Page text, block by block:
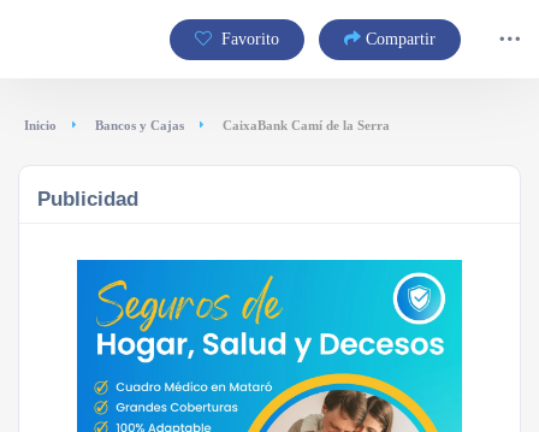
Favorito Compartir
Inicio Bancos y Cajas CaixaBank Camí de la Serra
Publicidad